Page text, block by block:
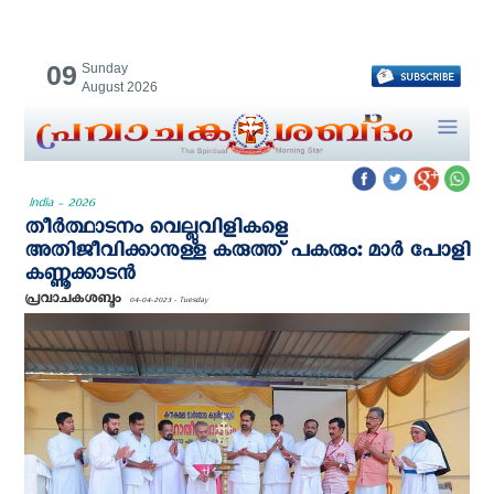
09 Sunday
August 2026
India - 2026
തീർത്ഥാടനം വെല്ലുവിളികളെ
അതിജീവിക്കാനുള്ള കരുത്ത് പകരും: മാർ പോളി
കണ്ണൂക്കാടൻ
പ്രവാചകശബ്ദം 04-04-2023 - Tuesday